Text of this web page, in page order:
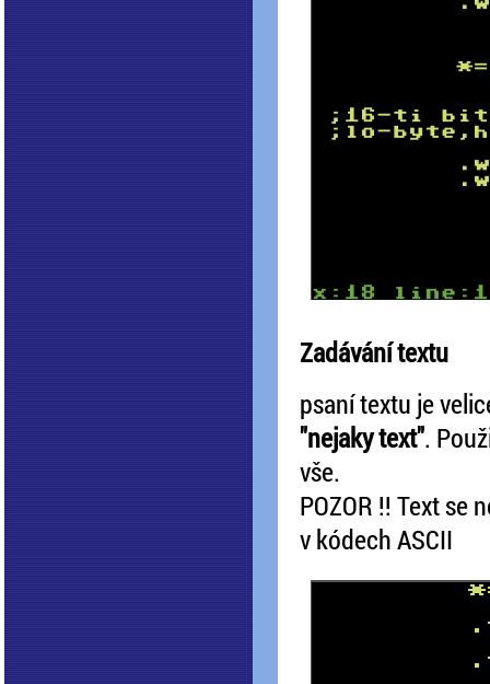
Zadávání textu
psaní textu je
"nejaky text".
vše.
POZOR !! Text se
v kódech ASCII